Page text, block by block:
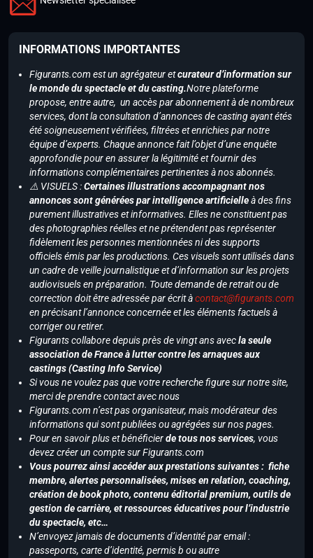
INFORMATIONS IMPORTANTES
Figurants.com est un agrégateur etcurateur d’information sur
le monde du spectacle et du casting.Notre plateforme
propose, entre autre, un accès par abonnement à de nombreux
services, dont la consultation d’annonces de casting ayant étés
été soigneusement vérifiées, filtrées et enrichies par notre
équipe d’experts. Chaque annonce fait l’objet d’une enquête
approfondie pour en assurer la légitimité et fournir des
informations complémentaires pertinentes à nos abonnés.
⚠️ VISUELS :Certaines illustrations accompagnant nos
annonces sont générées par intelligence artificielleà des fins
purement illustratives et informatives. Elles ne constituent pas
des photographies réelles et ne prétendent pas représenter
fidèlement les personnes mentionnées ni des supports
officiels émis par les productions. Ces visuels sont utilisés dans
un cadre de veille journalistique et d’information sur les projets
audiovisuels en préparation. Toute demande de retrait ou de
correction doit être adressée par écrit àcontact@figurants.com
en précisant l’annonce concernée et les éléments factuels à
corriger ou retirer.
Figurants collabore depuis près de vingt ans avecla seule
association de France à lutter contre les arnaques aux
castings (Casting Info Service)
Si vous ne voulez pas que votre recherche figure sur notre site,
merci de prendre contact avec nous
Figurants.com n’est pas organisateur, mais modérateur des
informations qui sont publiées ou agrégées sur nos pages.
Pour en savoir plus et bénéficierde tous nos services, vous
devez créer un compte sur Figurants.com
Vous pourrez ainsi accéder aux prestations suivantes : fiche
membre, alertes personnalisées, mises en relation, coaching,
création de book photo, contenu éditorial premium, outils de
gestion de carrière, et ressources éducatives pour l’industrie
du spectacle, etc…
N’envoyez jamais de documents d’identité par email :
passeports, carte d’identité, permis b ou autre